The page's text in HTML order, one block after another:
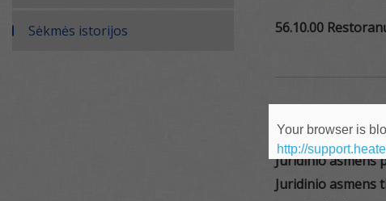
Sėkmės istorijos 56.10.00
ĮMONĖS
Juridinio asmens
Juridinio asmens
Your browser is
http://